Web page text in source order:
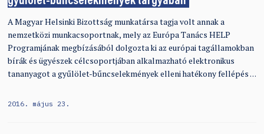
A Magyar Helsinki Bizottság munkatársa tagja volt annak a
nemzetközi munkacsoportnak, mely az Európa Tanács HELP
Programjának megbízásából dolgozta ki az európai tagállamokban
bírák és ügyészek célcsoportjában alkalmazható elektronikus
tananyagot a gyűlölet-bűncselekmények elleni hatékony fellépés …
2016. május 23.